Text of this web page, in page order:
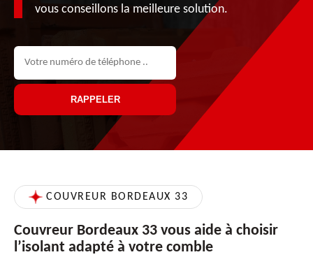
vous conseillons la meilleure solution.
COUVREUR BORDEAUX 33
Couvreur Bordeaux 33 vous aide à choisir
l’isolant adapté à votre comble